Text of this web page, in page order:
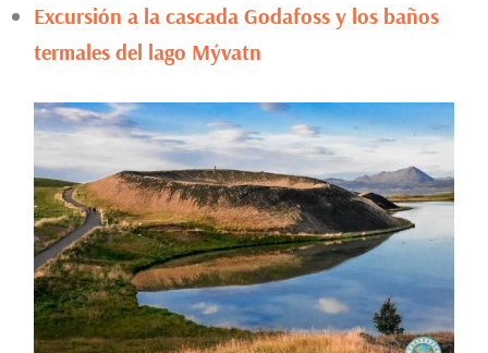
Excursión a la cascada Godafoss y los baños
termales del lago Mývatn